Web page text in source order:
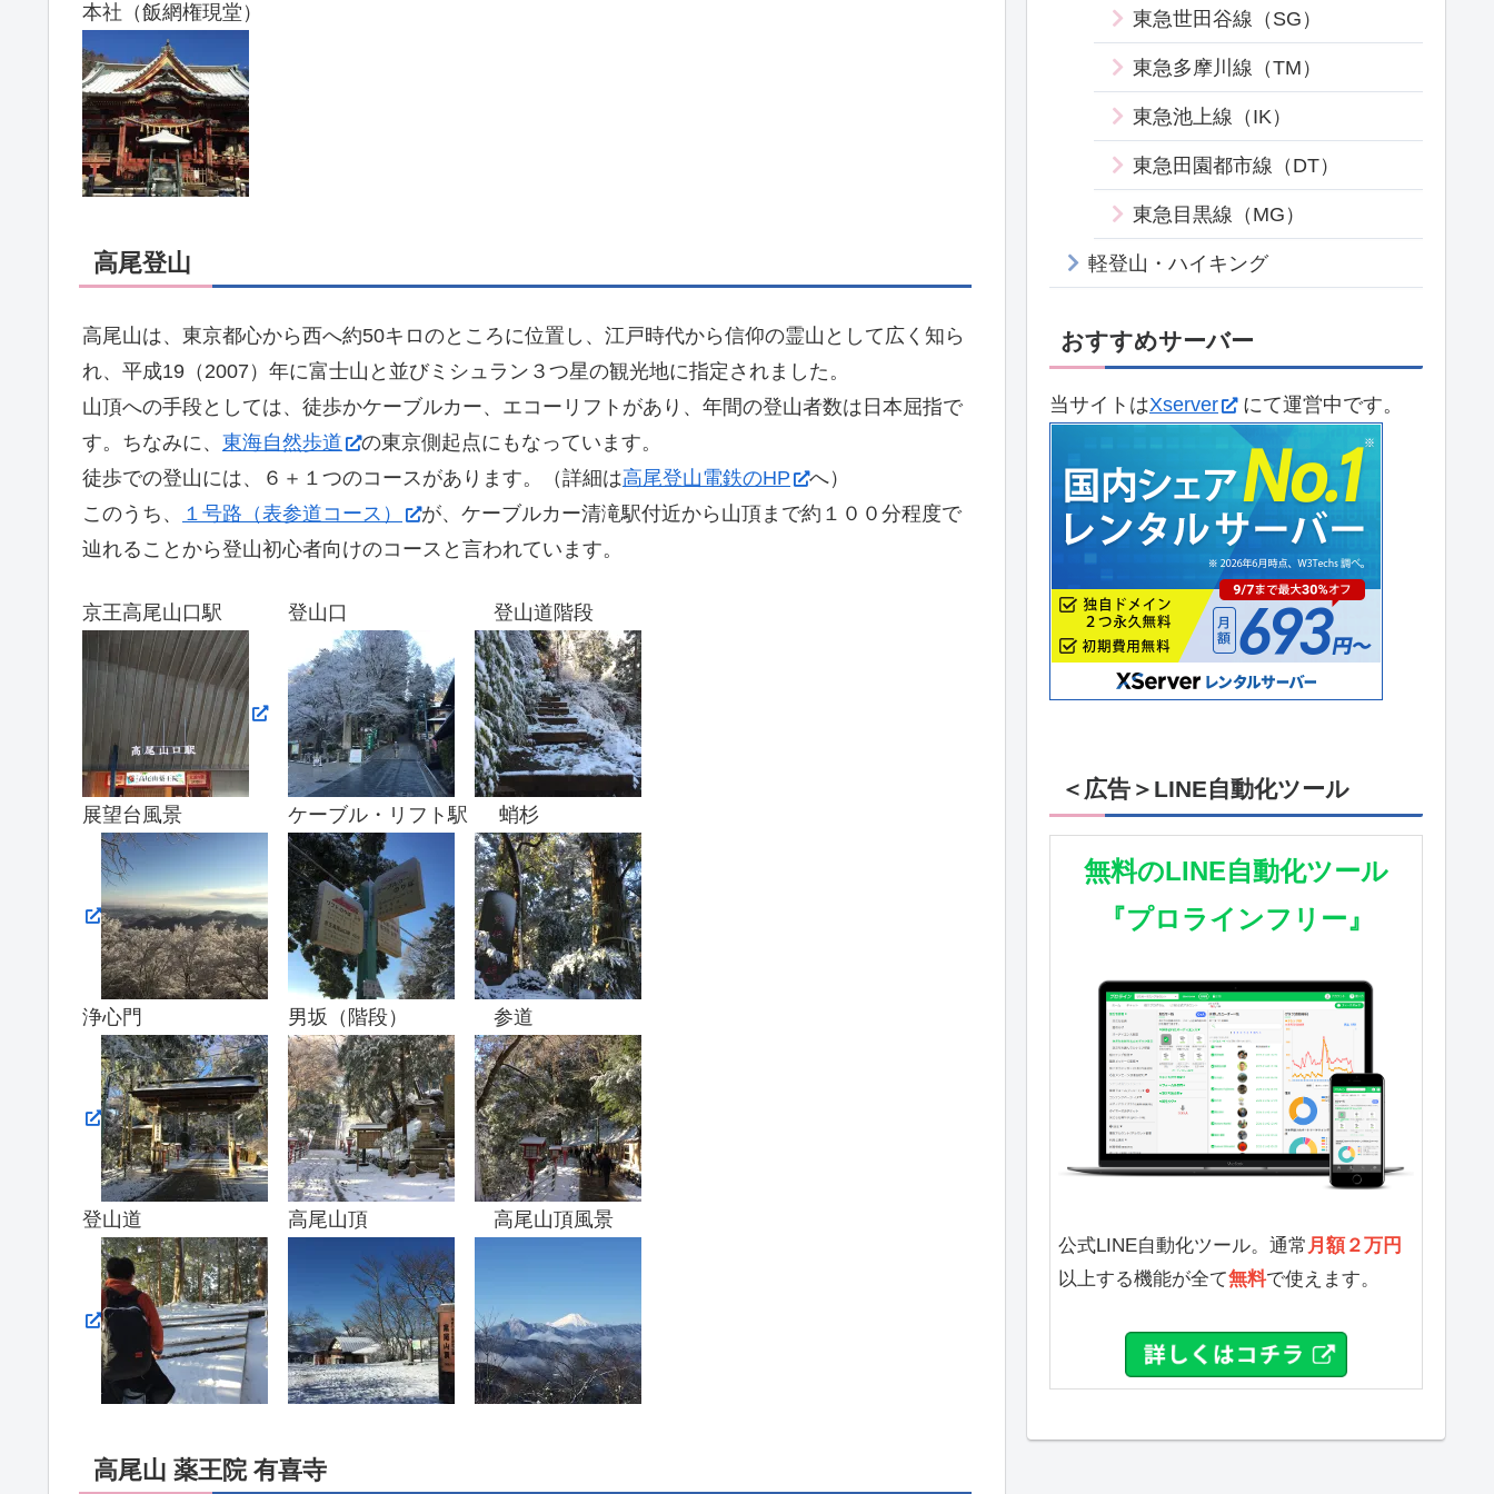
本社（飯網権現堂）
高尾登山
高尾山は、東京都心から西へ約50キロのところに位置し、江戸時代から信仰の霊山として広く知ら
れ、平成19（2007）年に富士山と並びミシュラン３つ星の観光地に指定されました。
山頂への手段としては、徒歩かケーブルカー、エコーリフトがあり、年間の登山者数は日本屈指で
す。ちなみに、 東海自然歩道
の東京側起点にもなっています。
徒歩での登山には、６＋１つのコースがあります。（詳細は高尾登山電鉄のHP
へ）
このうち、
１号路（表参道コース）
が、ケーブルカー清滝駅付近から山頂まで約１００分程度で
辿れることから登山初心者向けのコースと言われています。
京王高尾山口駅 登山口 登山道階段
展望台風景 ケーブル・リフト駅 蛸杉
浄心門 男坂（階段） 参道
登山道 高尾山頂 高尾山頂風景
高尾山 薬王院 有喜寺
東急世田谷線（SG）
東急多摩川線（TM）
東急池上線（IK）
東急田園都市線（DT）
東急目黒線（MG）
軽登山・ハイキング
おすすめサーバー
当サイトはXserver にて運営中です。
＜広告＞LINE自動化ツール
無料のLINE自動化ツール
『プロラインフリー』
公式LINE自動化ツール。通常 月額２万円
以上する機能が全て無料で使えます。